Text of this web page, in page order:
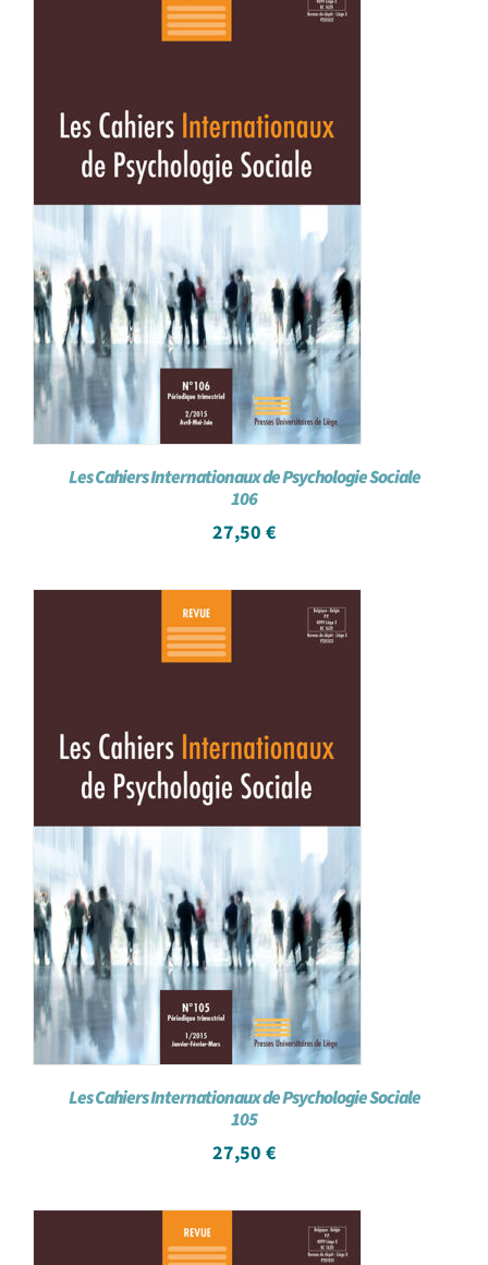
Les Cahiers Internationaux de Psychologie Sociale
106
27,50 €
Les Cahiers Internationaux de Psychologie Sociale
105
27,50 €